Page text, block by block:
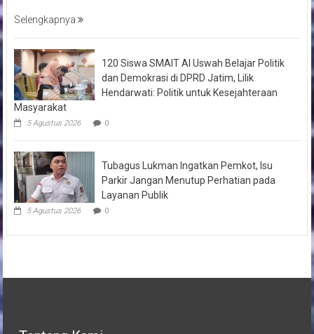
Selengkapnya
120 Siswa SMAIT Al Uswah Belajar Politik
dan Demokrasi di DPRD Jatim, Lilik
Hendarwati: Politik untuk Kesejahteraan
Masyarakat
5 Agustus 2026 0
Tubagus Lukman Ingatkan Pemkot, Isu
Parkir Jangan Menutup Perhatian pada
Layanan Publik
5 Agustus 2026 0